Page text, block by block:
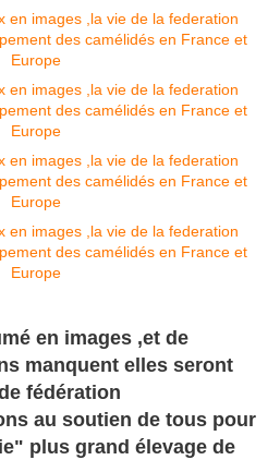
en images ,et de
manquent elles seront
fédération
au soutien de tous pour
plus grand élevage de